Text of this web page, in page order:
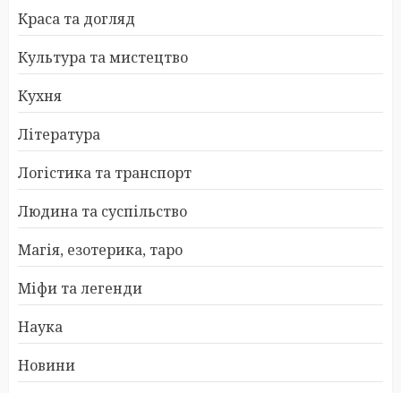
Краса та догляд
Культура та мистецтво
Кухня
Література
Логістика та транспорт
Людина та суспільство
Магія, езотерика, таро
Міфи та легенди
Наука
Новини